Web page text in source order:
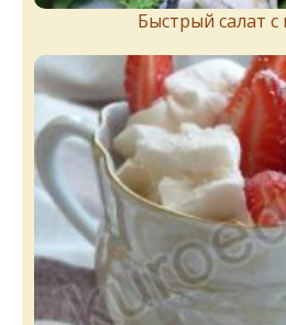
Быстрый салат с